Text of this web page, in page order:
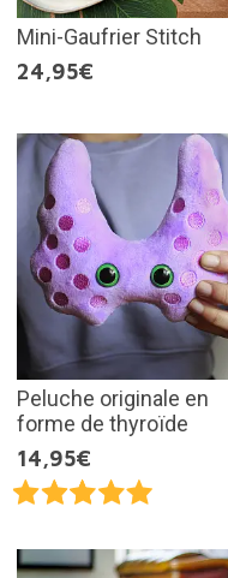
Mini-Gaufrier Stitch
24,95€
Peluche originale en
forme de thyroïde
14,95€